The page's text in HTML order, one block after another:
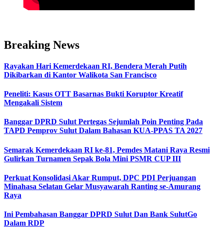
Breaking News
Rayakan Hari Kemerdekaan RI, Bendera Merah Putih
Dikibarkan di Kantor Walikota San Francisco
Peneliti: Kasus OTT Basarnas Bukti Koruptor Kreatif
Mengakali Sistem
Banggar DPRD Sulut Pertegas Sejumlah Poin Penting Pada
TAPD Pemprov Sulut Dalam Bahasan KUA-PPAS TA 2027
Semarak Kemerdekaan RI ke-81, Pemdes Matani Raya Resmi
Gulirkan Turnamen Sepak Bola Mini PSMR CUP III
Perkuat Konsolidasi Akar Rumput, DPC PDI Perjuangan
Minahasa Selatan Gelar Musyawarah Ranting se-Amurang
Raya
Ini Pembahasan Banggar DPRD Sulut Dan Bank SulutGo
Dalam RDP